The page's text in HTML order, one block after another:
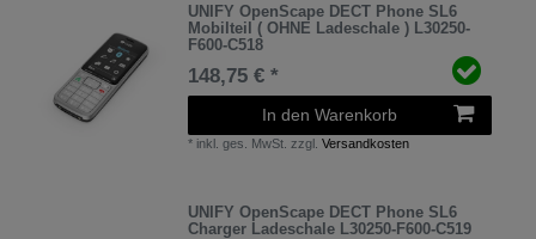
UNIFY OpenScape DECT Phone SL6
Mobilteil ( OHNE Ladeschale ) L30250-
F600-C518
148,75 € *
In den Warenkorb
* inkl. ges. MwSt. zzgl.Versandkosten
UNIFY OpenScape DECT Phone SL6
Charger Ladeschale L30250-F600-C519